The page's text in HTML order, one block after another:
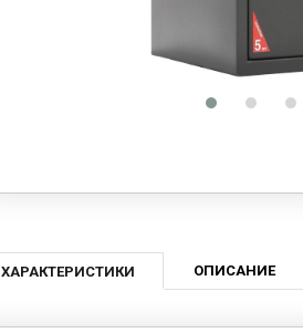
ХАРАКТЕРИСТИКИ ОПИСАНИЕ